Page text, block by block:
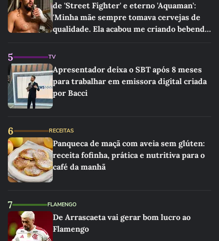
de 'Street Fighter' e eterno 'Aquaman':
'Minha mãe sempre tomava cervejas de
qualidade. Ela acabou me criando bebendo
5 TV
Apresentador deixa o SBT após 8 meses
para trabalhar em emissora digital criada
por Bacci
6 RECEITAS
Panqueca de maçã com aveia sem glúten:
receita fofinha, prática e nutritiva para o
café da manhã
7 FLAMENGO
De Arrascaeta vai gerar bom lucro ao
Flamengo